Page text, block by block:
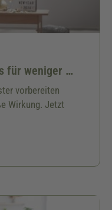
Silvester mit Hund: Tipps für weniger Stress
vorbereiten
Wirkung. Jetzt